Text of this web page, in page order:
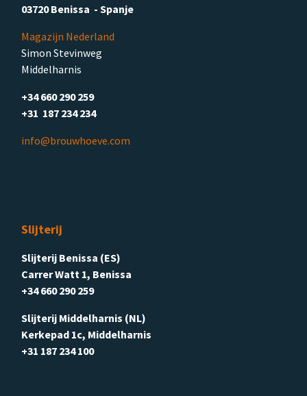
03720 Benissa - Spanje
Magazijn Nederland
Simon Stevinweg
Middelharnis
+34 660 290 259
+31 187 234 234
info@brouwhoeve.com
Slijterij
Slijterij Benissa (ES)
Carrer Watt 1, Benissa
+34 660 290 259
Slijterij Middelharnis (NL)
Kerkepad 1c, Middelharnis
+31 187 234 100